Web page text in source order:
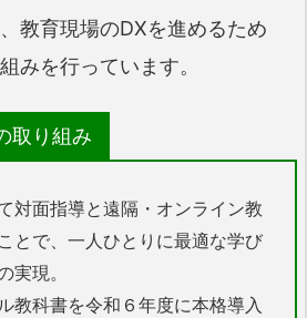
教育現場のDXを進めるため
みを行っています。
取り組み
対面指導と遠隔・オンライン教
とで、一人ひとりに最適な学び
実現。
教科書を令和６年度に本格導入